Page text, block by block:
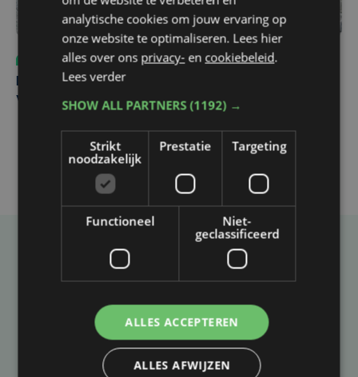
Sport
do 6 augustus | 10:49
Margot Vanpachtenbeke beklimt zeven keer de Mont
Ventoux
Taalfout opgemerkt?
Heb je een taal- of schrijffout opgemerkt in dit
artikel?
Laat het ons weten
analytische cookies om jouw ervaring op
onze website te optimaliseren. Lees hier
alles over ons privacy- en cookiebeleid.
Lees verder
SHOW ALL PARTNERS(1192) →
Strikt
noodzakelijk
Prestatie Targeting
Functioneel
Niet-
geclassificeerd
ALLES ACCEPTEREN
ALLES AFWIJZEN